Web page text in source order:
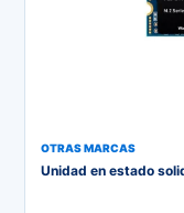
OTRAS MARCAS
Unidad en estado